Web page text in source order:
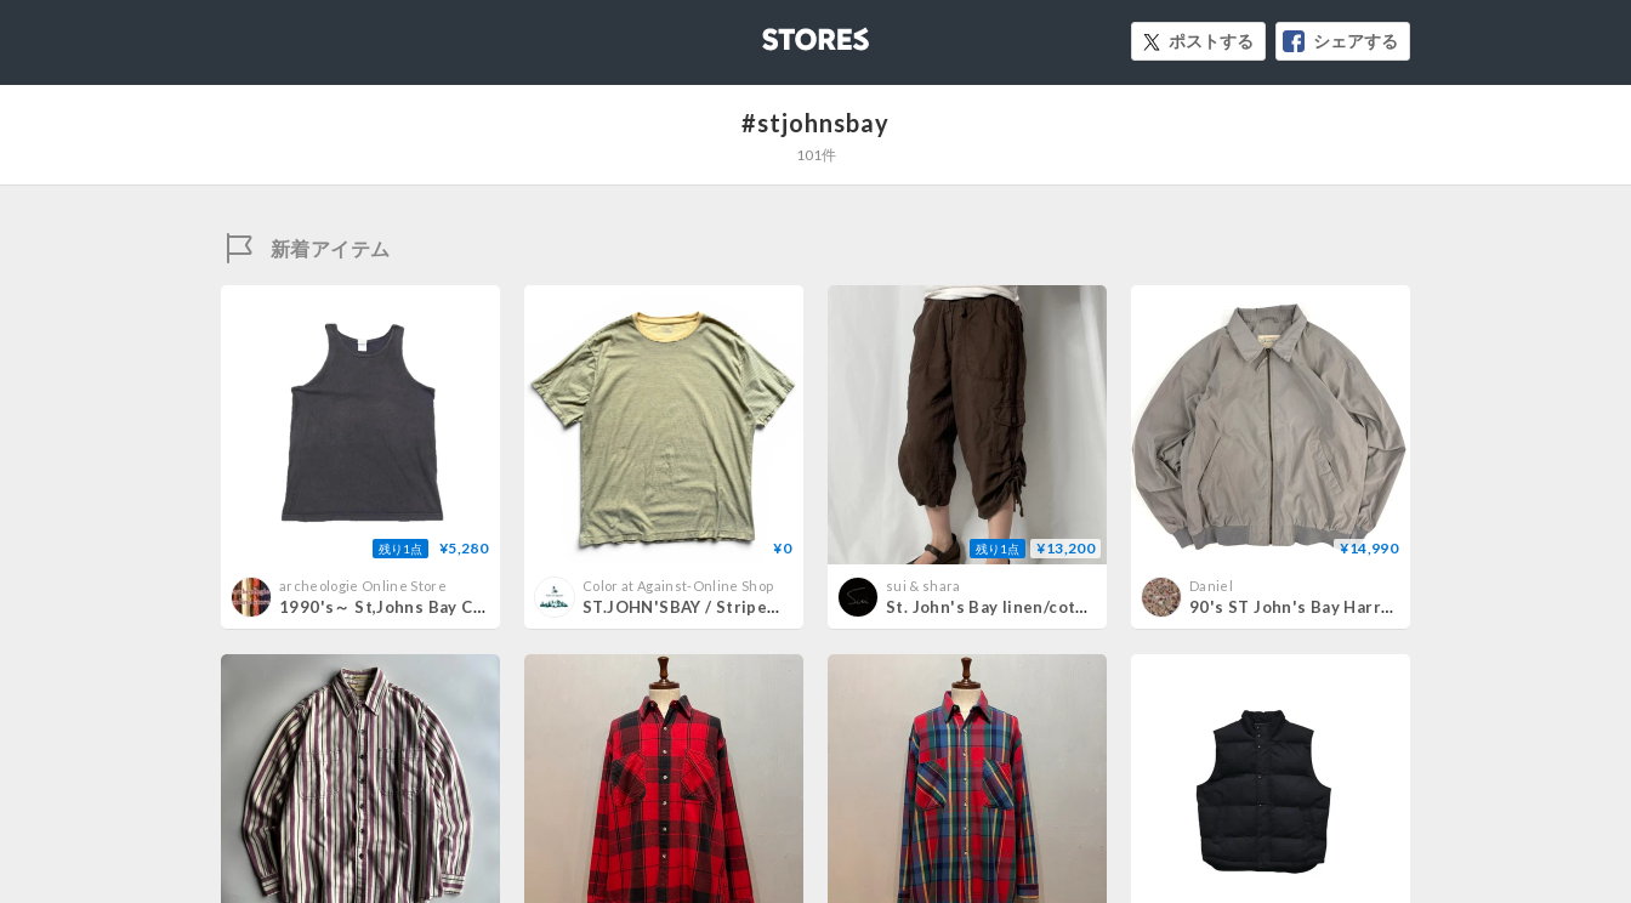
STORES ポストする シェアする
#stjohnsbay
101件
新着アイテム
残り1点 ¥5,280
archeologie Online Store
1990's～ St,Johns Bay Cotton Tanktop
¥0
Color at Against-Online Shop
ST.JOHN'SBAY / Striped Tee / Yellow XL / Used
残り1点 ¥13,200
sui & shara
St. John's Bay linen/cotton cropped cargo pants
¥14,990
Daniel
90's ST John's Bay Harrington jacket XLサイズ